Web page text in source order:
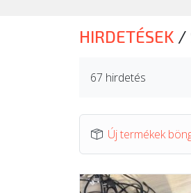
HIRDETÉSEK /
67 hirdetés
Új termékek